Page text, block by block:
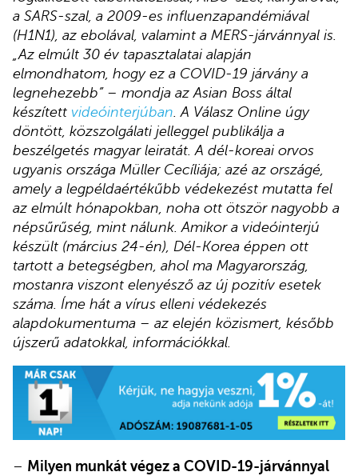
a SARS-szal, a 2009-es influenzapandémiával
(H1N1), az ebolával, valamint a MERS-járvánnyal is.
„Az elmúlt 30 év tapasztalatai alapján
elmondhatom, hogy ez a COVID-19 járvány a
legnehezebb” – mondja az Asian Boss által
készített videóinterjúban . A Válasz Online úgy
döntött, közszolgálati jelleggel publikálja a
beszélgetés magyar leiratát. A dél-koreai orvos
ugyanis országa Müller Cecíliája; azé az országé,
amely a legpéldaértékűbb védekezést mutatta fel
az elmúlt hónapokban, noha ott ötször nagyobb a
népsűrűség, mint nálunk. Amikor a videóinterjú
készült (március 24-én), Dél-Korea éppen ott
tartott a betegségben, ahol ma Magyarország,
mostanra viszont elenyésző az új pozitív esetek
száma. Íme hát a vírus elleni védekezés
alapdokumentuma – az elején közismert, később
újszerű adatokkal, információkkal.
– Milyen munkát végez a COVID-19-járvánnyal